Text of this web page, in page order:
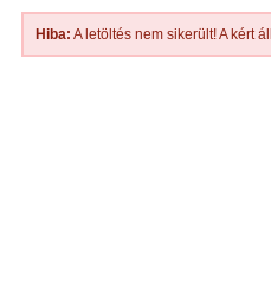
Hiba: A letöltés nem sikerült! A kért